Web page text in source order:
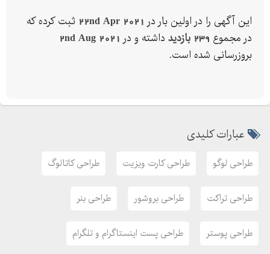
این آگهی را در اولین بار در 22nd Apr 2021 ثبت کرده که
در مجموع 239 بازدید داشته و در 2nd Aug 2021
بروزرسانی شده است.
عبارات کلیدی
طراحی لوگو طراحی کارت ویزیت طراحی کاتالوگ
طراحی تراکت طراحی بروشور طراحی بنر
طراحی پوستر طراحی پست اینستاگرام و تلگرام